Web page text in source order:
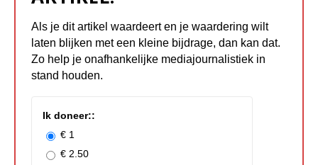
Als je dit artikel waardeert en je waardering wilt
laten blijken met een kleine bijdrage, dan kan dat.
Zo help je onafhankelijke mediajournalistiek in
stand houden.
Ik doneer::
€ 1
€ 2.50